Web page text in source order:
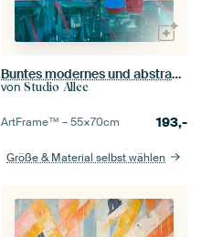
Buntes modernes und abstraktes Porträt mit botanischen Elementen
von Studio Allee
ArtFrame™ –55×70cm 193,-
Größe & Material selbst wählen